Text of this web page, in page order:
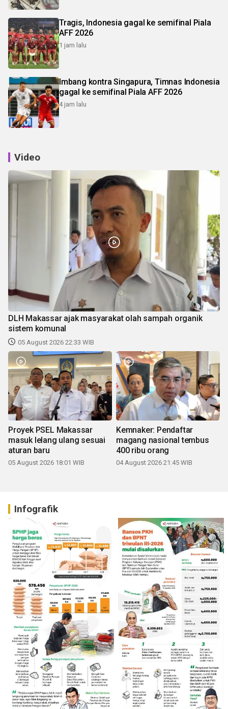
Tragis, Indonesia gagal ke semifinal Piala
AFF 2026
1 jam lalu
Imbang kontra Singapura, Timnas Indonesia
gagal ke semifinal Piala AFF 2026
4 jam lalu
Video
DLH Makassar ajak masyarakat olah sampah organik
sistem komunal
05 August 2026 22:33 WIB
Proyek PSEL Makassar
masuk lelang ulang sesuai
aturan baru
05 August 2026 18:01 WIB
Kemnaker: Pendaftar
magang nasional tembus
400 ribu orang
04 August 2026 21:45 WIB
Infografik